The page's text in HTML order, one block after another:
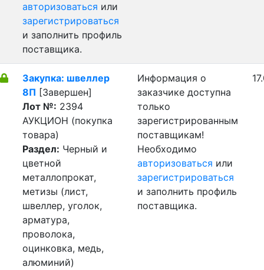
авторизоваться или
зарегистрироваться
и заполнить профиль
поставщика.
Закупка: швеллер
8П [Завершен]
Лот №: 2394
АУКЦИОН (покупка
товара)
Раздел: Черный и
цветной
металлопрокат,
метизы (лист,
швеллер, уголок,
арматура,
проволока,
оцинковка, медь,
алюминий)
Информация о
заказчике доступна
только
зарегистрированным
поставщикам!
Необходимо
авторизоваться или
зарегистрироваться
и заполнить профиль
поставщика.